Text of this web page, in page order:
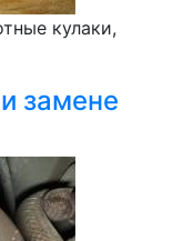
кулаки,
замене